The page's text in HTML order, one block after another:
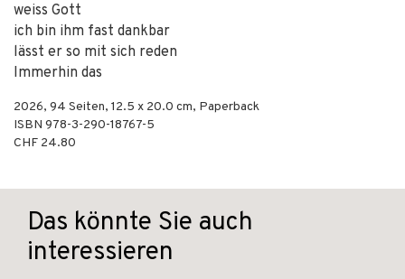
weiss Gott
ich bin ihm fast dankbar
lässt er so mit sich reden
Immerhin das
2026, 94 Seiten, 12.5 x 20.0 cm, Paperback
ISBN 978-3-290-18767-5
CHF 24.80
Das könnte Sie auch
interessieren